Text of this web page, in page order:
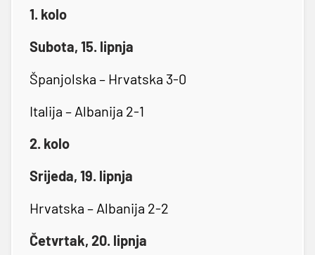
1. kolo
Subota, 15. lipnja
Španjolska – Hrvatska 3-0
Italija – Albanija 2-1
2. kolo
Srijeda, 19. lipnja
Hrvatska – Albanija 2-2
Četvrtak, 20. lipnja